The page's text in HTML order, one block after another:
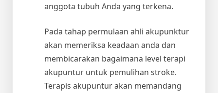
anggota tubuh Anda yang terkena.
Pada tahap permulaan ahli akupunktur
akan memeriksa keadaan anda dan
membicarakan bagaimana level terapi
akupuntur untuk pemulihan stroke.
Terapis akupuntur akan memandang